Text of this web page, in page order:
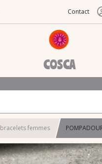
Contact
COSCA
bracelets femmes